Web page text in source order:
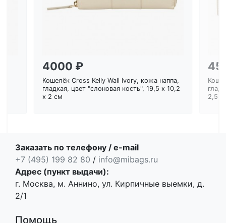
4000 ₽
Кошелёк Cross Kelly Wall Ivory, кожа наппа,
гладкая, цвет "слоновая кость", 19,5 x 10,2
x 2 см
2,5
Заказать по телефону / e-mail
+7 (495) 199 82 80 / info@mibags.ru
Адрес (пункт выдачи):
г. Москва, м. Аннино, ул. Кирпичные выемки, д.
2/1
Помощь